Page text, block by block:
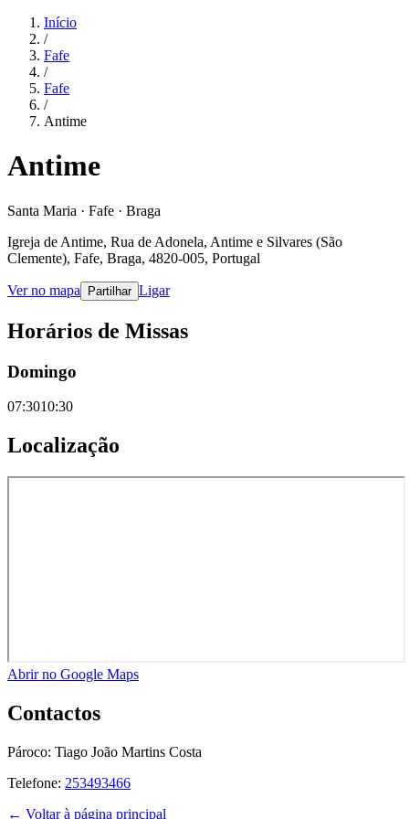
Início
/
Fafe
/
Fafe
/
Antime
Antime
Santa Maria · Fafe · Braga
Igreja de Antime, Rua de Adonela, Antime e Silvares (São
Clemente), Fafe, Braga, 4820-005, Portugal
Ver no mapa Partilhar Ligar
Horários de Missas
Domingo
07:3010:30
Localização
Abrir no Google Maps
Contactos
Pároco: Tiago João Martins Costa
Telefone: 253493466
← Voltar à página principal